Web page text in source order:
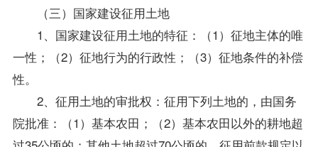
（三）国家建设征用土地
1、国家建设征用土地的特征：（1）征地主体的唯
一性；（2）征地行为的行政性；（3）征地条件的补偿
性。
2、征用土地的审批权：征用下列土地的，由国务
院批准：（1）基本农田；（2）基本农田以外的耕地超